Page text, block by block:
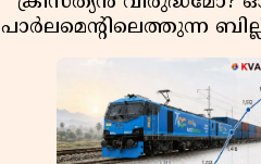
പാർലമെന്റിലെത്തുന്ന
യഥാർത്ഥ അജണ്ട